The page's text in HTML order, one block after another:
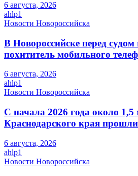
6 августа, 2026
ahlp1
Новости Новороссийска
В Новороссийске перед судом
похититель мобильного
6 августа, 2026
ahlp1
Новости Новороссийска
С начала 2026 года около
Краснодарского края
6 августа, 2026
ahlp1
Новости Новороссийска